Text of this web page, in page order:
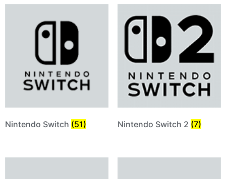
Nintendo Switch (51) Nintendo Switch 2 (7)